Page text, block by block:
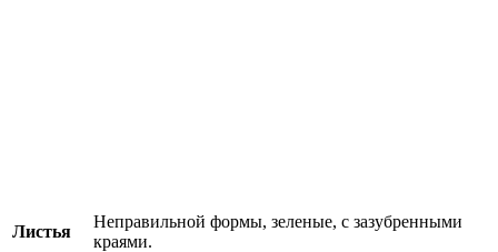
Листья
Неправильной формы, зеленые, с зазубренными
краями.